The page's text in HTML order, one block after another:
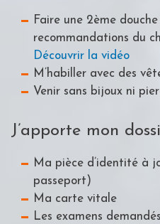
Faire une 2ème
recommandations du
Découvrir la vidéo
M’habiller avec des
Venir sans bijoux ni
J’apporte mon
Ma pièce d’identité à
passeport)
Ma carte vitale
Les examens